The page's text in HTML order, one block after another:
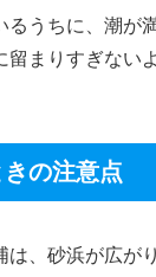
るうちに、潮が
留まりすぎない
の注意点
は、砂浜が広が